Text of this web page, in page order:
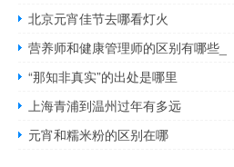
北京元宵佳节去哪看灯火
营养师和健康管理师的区别有哪些_
“那知非真实”的出处是哪里
上海青浦到温州过年有多远
元宵和糯米粉的区别在哪